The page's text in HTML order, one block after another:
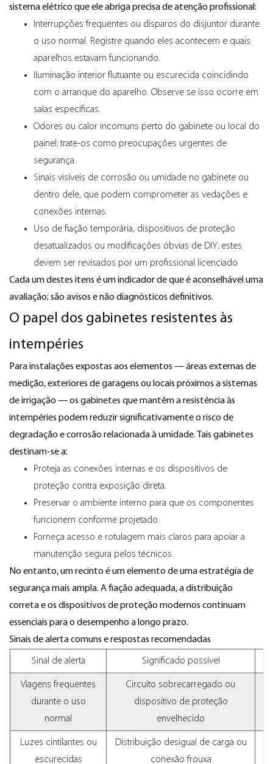
sistema elétrico que ele abriga precisa de atenção profissional:
Interrupções frequentes ou disparos do disjuntor durante
o uso normal. Registre quando eles acontecem e quais
aparelhos estavam funcionando.
Iluminação interior flutuante ou escurecida coincidindo
com o arranque do aparelho. Observe se isso ocorre em
salas específicas.
Odores ou calor incomuns perto do gabinete ou local do
painel; trate-os como preocupações urgentes de
segurança.
Sinais visíveis de corrosão ou umidade no gabinete ou
dentro dele, que podem comprometer as vedações e
conexões internas.
Uso de fiação temporária, dispositivos de proteção
desatualizados ou modificações óbvias de DIY; estes
devem ser revisados ​​por um profissional licenciado.
Cada um destes itens é um indicador de que é aconselhável uma
avaliação; são avisos e não diagnósticos definitivos.
O papel dos gabinetes resistentes às
intempéries
Para instalações expostas aos elementos — áreas externas de
medição, exteriores de garagens ou locais próximos a sistemas
de irrigação — os gabinetes que mantêm a resistência às
intempéries podem reduzir significativamente o risco de
degradação e corrosão relacionada à umidade. Tais gabinetes
destinam-se a:
Proteja as conexões internas e os dispositivos de
proteção contra exposição direta.
Preservar o ambiente interno para que os componentes
funcionem conforme projetado.
Forneça acesso e rotulagem mais claros para apoiar a
manutenção segura pelos técnicos.
No entanto, um recinto é um elemento de uma estratégia de
segurança mais ampla. A fiação adequada, a distribuição
correta e os dispositivos de proteção modernos continuam
essenciais para o desempenho a longo prazo.
Sinais de alerta comuns e respostas recomendadas
Sinal de alerta Significado possível
Viagens frequentes
durante o uso
normal
Circuito sobrecarregado ou
dispositivo de proteção
envelhecido
Luzes cintilantes ou
escurecidas
Distribuição desigual de carga ou
conexão frouxa